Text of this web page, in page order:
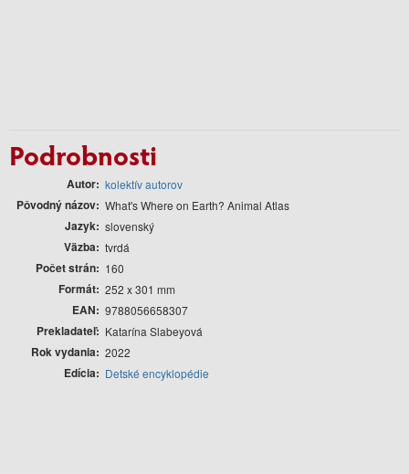
Podrobnosti
Autor kolektív autorov
Pôvodný názov What's Where on Earth? Animal Atlas
Jazyk slovenský
Väzba tvrdá
Počet strán 160
Formát 252 x 301 mm
EAN 9788056658307
Prekladateľ Katarína Slabeyová
Rok vydania 2022
Edícia Detské encyklopédie